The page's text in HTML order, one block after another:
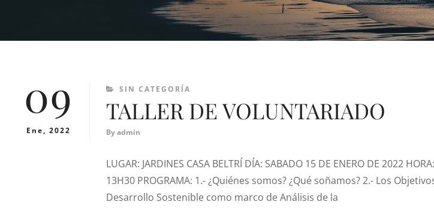
09
Ene, 2022
CATEGORÍAS
SIN CATEGORÍA
TALLER DE VOLUNTARIADO
Byadmin
LUGAR: JARDINES CASA BELTRÍ DÍA: SABADO 15 DE ENERO DE 2022
13H30 PROGRAMA: 1.- ¿Quiénes somos? ¿Qué soñamos? 2.- Los
Desarrollo Sostenible como marco de Análisis de la